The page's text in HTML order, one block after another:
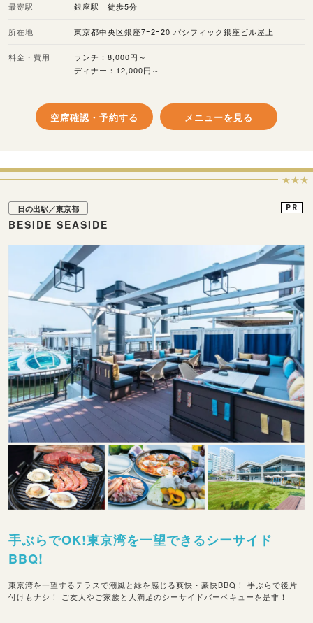
最寄駅 銀座駅 徒歩5分
所在地 東京都中央区銀座7ｰ2ｰ20 パシフィック銀座ビル屋上
料金・費用
ランチ：8,000円～
ディナー：12,000円～
空席確認・予約する メニューを見る
★★★
日の出駅／東京都
BESIDE SEASIDE
PR
手ぶらでOK!東京湾を一望できるシーサイド
BBQ!
東京湾を一望するテラスで潮風と緑を感じる爽快・豪快BBQ！ 手ぶらで後片
付けもナシ！ ご友人やご家族と大満足のシーサイドバーベキューを是非！